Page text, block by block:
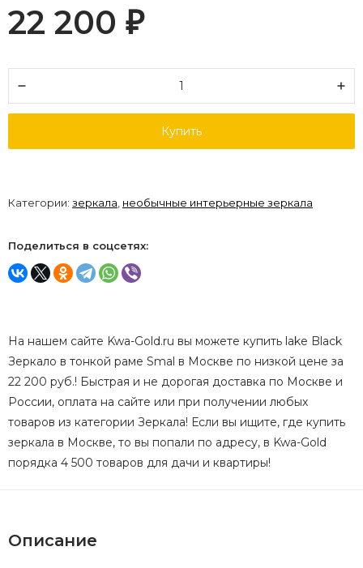
22 200 ₽
Купить
Категории: зеркала, необычные интерьерные зеркала
Поделиться в соцсетях:
На нашем сайте Kwa-Gold.ru вы можете купить lake Black
Зеркало в тонкой раме Smal в Москве по низкой цене за
22 200 руб.! Быстрая и не дорогая доставка по Москве и
России, оплата на сайте или при получении любых
товаров из категории Зеркала! Если вы ищите, где купить
зеркала в Москве, то вы попали по адресу, в Kwa-Gold
порядка 4 500 товаров для дачи и квартиры!
Описание